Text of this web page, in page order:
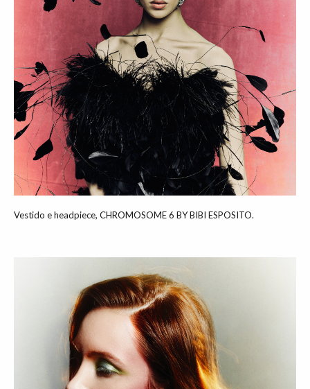
Vestido e headpiece, CHROMOSOME 6 BY BIBI ESPOSITO.